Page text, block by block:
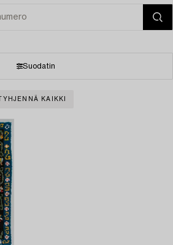
Suodatin
TYHJENNÄ KAIKKI